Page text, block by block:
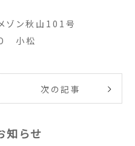
ン秋山101号
小松
次の記事
知らせ